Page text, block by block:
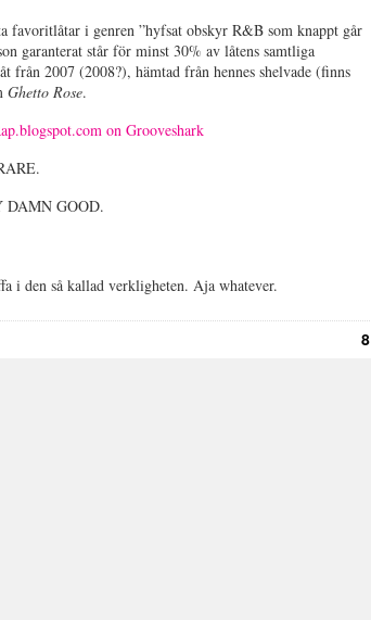
favoritlåtar i genren ”hyfsat obskyr R&B som knappt går
garanterat står för minst 30% av låtens samtliga
från 2007 (2008?), hämtad från hennes shelvade (finns
Ghetto Rose.
on Grooveshark
DAMN GOOD.
i den så kallad verkligheten. Aja whatever.
8